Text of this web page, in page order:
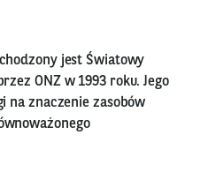
jest Światowy
ONZ w 1993 roku. Jego
na znaczenie zasobów